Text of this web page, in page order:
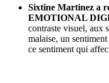
Sixtine Martinez a
EMOTIONAL
contraste visuel, aux
malaise, un
ce sentiment qui